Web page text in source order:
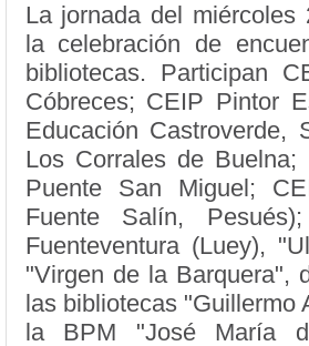
La jornada del miércoles
la celebración de
bibliotecas. Participan
Cóbreces; CEIP Pintor
Educación Castroverde,
Los Corrales de
Puente San Miguel;
Fuente Salín,
Fuenteventura (Luey),
"Virgen de la Barquera",
las bibliotecas "Guillermo
la BPM "José María